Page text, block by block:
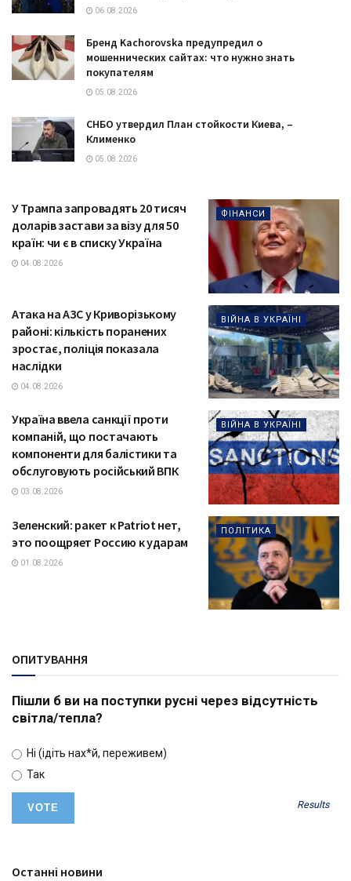
06.08.2026
Бренд Kachorovska предупредил о
мошеннических сайтах: что нужно знать
покупателям
05.08.2026
СНБО утвердил План стойкости Киева, –
Клименко
05.08.2026
ФІНАНСИ
У Трампа запровадять 20 тисяч
доларів застави за візу для 50
країн: чи є в списку Україна
04.08.2026
ВІЙНА В УКРАЇНІ
Атака на АЗС у Криворізькому
районі: кількість поранених
зростає, поліція показала
наслідки
04.08.2026
ВІЙНА В УКРАЇНІ
Україна ввела санкції проти
компаній, що постачають
компоненти для балістики та
обслуговують російський ВПК
03.08.2026
ПОЛІТИКА
Зеленский: ракет к Patriot нет,
это поощряет Россию к ударам
01.08.2026
ОПИТУВАННЯ
Пішли б ви на поступки русні через відсутність
світла/тепла?
Ні (ідіть нах*й, переживем)
Так
Results
Останні новини